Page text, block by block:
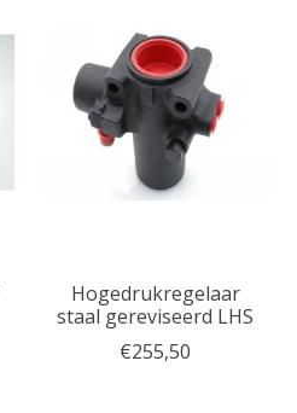
Hogedrukregelaar
staal gereviseerd LHS
€255,50